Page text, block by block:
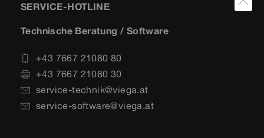
SERVICE-HOTLINE
Technische Beratung / Software
+43 7667 21080 80
+43 7667 21080 30
service-technik@viega.at
service-software@viega.at